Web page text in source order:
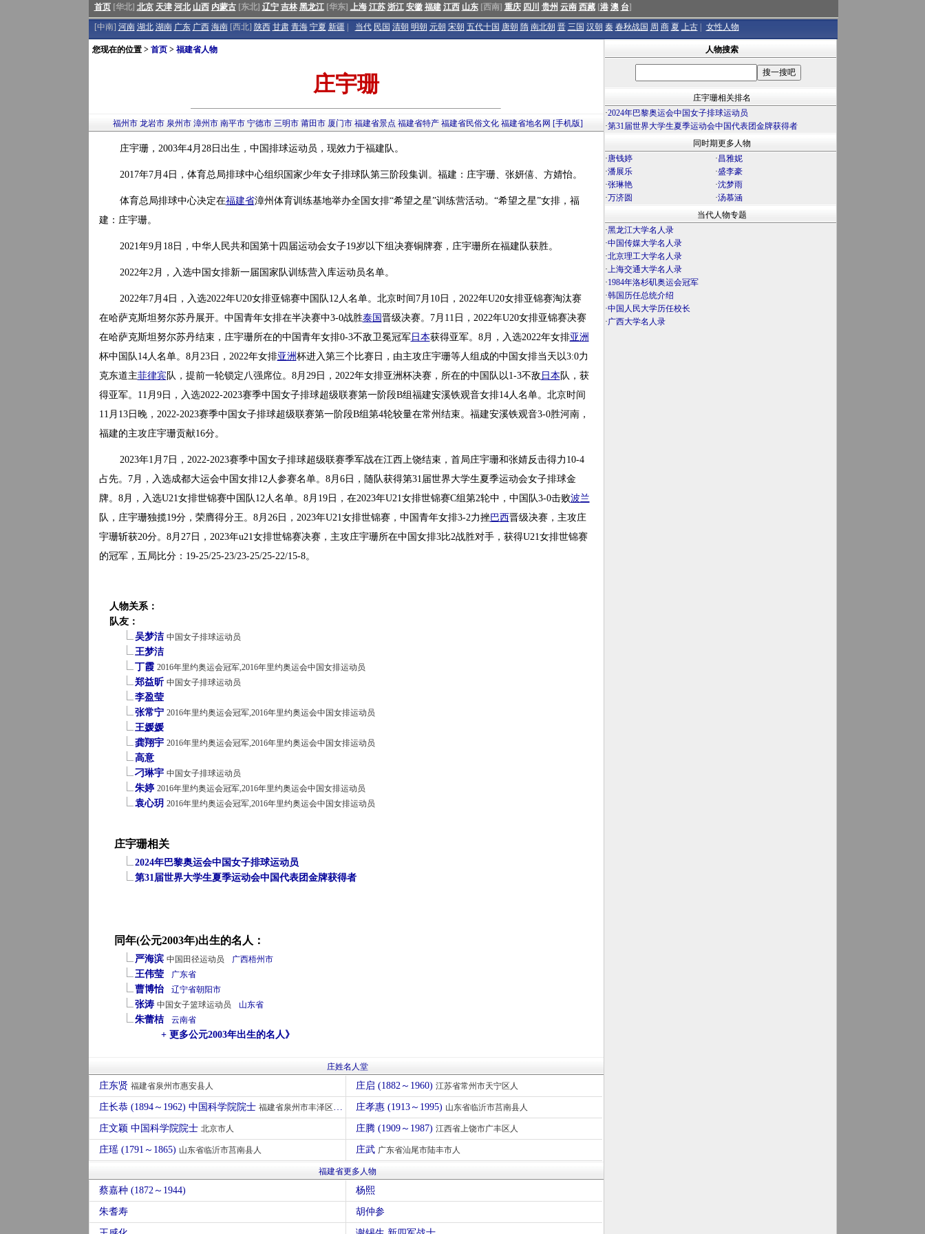
首页[华北] 北京 天津 河北 山西 内蒙古[东北] 辽宁 吉林 黑龙江[华东] 上海 江苏 浙江 安徽 福建 江西 山东[西南] 重庆 四川 贵州 云南 西藏[港 澳 台]
[中南] 河南 湖北 湖南 广东 广西 海南[西北] 陕西 甘肃 青海 宁夏 新疆 当代 民国 清朝 明朝 元朝 宋朝 五代十国 唐朝 隋 南北朝 晋 三国 汉朝 秦 春秋战国 周 商 夏 上古 女性人物
您现在的位置 > 首页> 福建省人物
庄宇珊
福州市 龙岩市 泉州市 漳州市 南平市 宁德市 三明市 莆田市 厦门市 福建省景点 福建省特产 福建省民俗文化 福建省地名网 [手机版]
庄宇珊，2003年4月28日出生，中国排球运动员，现效力于福建队。
2017年7月4日，体育总局排球中心组织国家少年女子排球队第三阶段集训。福建：庄宇珊、张妍僖、方婧怡。
体育总局排球中心决定在福建省漳州体育训练基地举办全国女排“希望之星”训练营活动。“希望之星”女排，福
建：庄宇珊。
2021年9月18日，中华人民共和国第十四届运动会女子19岁以下组决赛铜牌赛，庄宇珊所在福建队获胜。
2022年2月，入选中国女排新一届国家队训练营入库运动员名单。
2022年7月4日，入选2022年U20女排亚锦赛中国队12人名单。北京时间7月10日，2022年U20女排亚锦赛淘汰赛
在哈萨克斯坦努尔苏丹展开。中国青年女排在半决赛中3-0战胜泰国 晋级决赛。7月11日，2022年U20女排亚锦赛决赛
在哈萨克斯坦努尔苏丹结束，庄宇珊所在的中国青年女排0-3不敌卫冕冠军日本获得亚军。8月，入选2022年女排亚洲
杯中国队14人名单。8月23日，2022年女排亚洲杯进入第三个比赛日，由主攻庄宇珊等人组成的中国女排当天以3:0力
克东道主菲律宾队，提前一轮锁定八强席位。8月29日，2022年女排亚洲杯决赛，所在的中国队以1-3不敌 日本 队，获
得亚军。11月9日，入选2022-2023赛季中国女子排球超级联赛第一阶段B组福建安溪铁观音女排14人名单。北京时间
11月13日晚，2022-2023赛季中国女子排球超级联赛第一阶段B组第4轮较量在常州结束。福建安溪铁观音3-0胜河南，
福建的主攻庄宇珊贡献16分。
2023年1月7日，2022-2023赛季中国女子排球超级联赛季军战在江西上饶结束，首局庄宇珊和张婧反击得力10-4
占先。7月，入选成都大运会中国女排12人参赛名单。8月6日，随队获得第31届世界大学生夏季运动会女子排球金
牌。8月，入选U21女排世锦赛中国队12人名单。8月19日，在2023年U21女排世锦赛C组第2轮中，中国队3-0击败波兰
队，庄宇珊独揽19分，荣膺得分王。8月26日，2023年U21女排世锦赛，中国青年女排3-2力挫巴西晋级决赛，主攻庄
宇珊斩获20分。8月27日，2023年u21女排世锦赛决赛，主攻庄宇珊所在中国女排3比2战胜对手，获得U21女排世锦赛
的冠军，五局比分：19-25/25-23/23-25/25-22/15-8。
人物关系：
队友：
吴梦洁 中国女子排球运动员
王梦洁
丁霞 2016年里约奥运会冠军,2016年里约奥运会中国女排运动员
郑益昕 中国女子排球运动员
李盈莹
张常宁 2016年里约奥运会冠军,2016年里约奥运会中国女排运动员
王媛媛
龚翔宇 2016年里约奥运会冠军,2016年里约奥运会中国女排运动员
高意
刁琳宇 中国女子排球运动员
朱婷 2016年里约奥运会冠军,2016年里约奥运会中国女排运动员
袁心玥 2016年里约奥运会冠军,2016年里约奥运会中国女排运动员
庄宇珊相关
2024年巴黎奥运会中国女子排球运动员
第31届世界大学生夏季运动会中国代表团金牌获得者
同年(公元2003年)出生的名人：
严海滨 中国田径运动员 广西梧州市
王伟莹 广东省
曹博怡 辽宁省朝阳市
张涛 中国女子篮球运动员 山东省
朱蕾桔 云南省
+ 更多公元2003年出生的名人》
庄姓名人堂
庄东贤 福建省泉州市惠安县人 庄启 (1882～1960) 江苏省常州市天宁区人
庄长恭 (1894～1962) 中国科学院院士 福建省泉州市丰泽区人 庄孝惠 (1913～1995) 山东省临沂市莒南县人
庄文颖 中国科学院院士 北京市人 庄腾 (1909～1987) 江西省上饶市广丰区人
庄瑶 (1791～1865) 山东省临沂市莒南县人 庄武 广东省汕尾市陆丰市人
福建省更多人物
蔡嘉种 (1872～1944) 杨熙
朱耆寿 胡仲参
人物搜索
庄宇珊相关排名
·2024年巴黎奥运会中国女子排球运动员
·第31届世界大学生夏季运动会中国代表团金牌获得者
同时期更多人物
·唐钱婷 ·昌雅妮
·潘展乐 ·盛李豪
·张琳艳 ·沈梦雨
·万济圆 ·汤慕涵
当代人物专题
·黑龙江大学名人录
·中国传媒大学名人录
·北京理工大学名人录
·上海交通大学名人录
·1984年洛杉矶奥运会冠军
·韩国历任总统介绍
·中国人民大学历任校长
·广西大学名人录